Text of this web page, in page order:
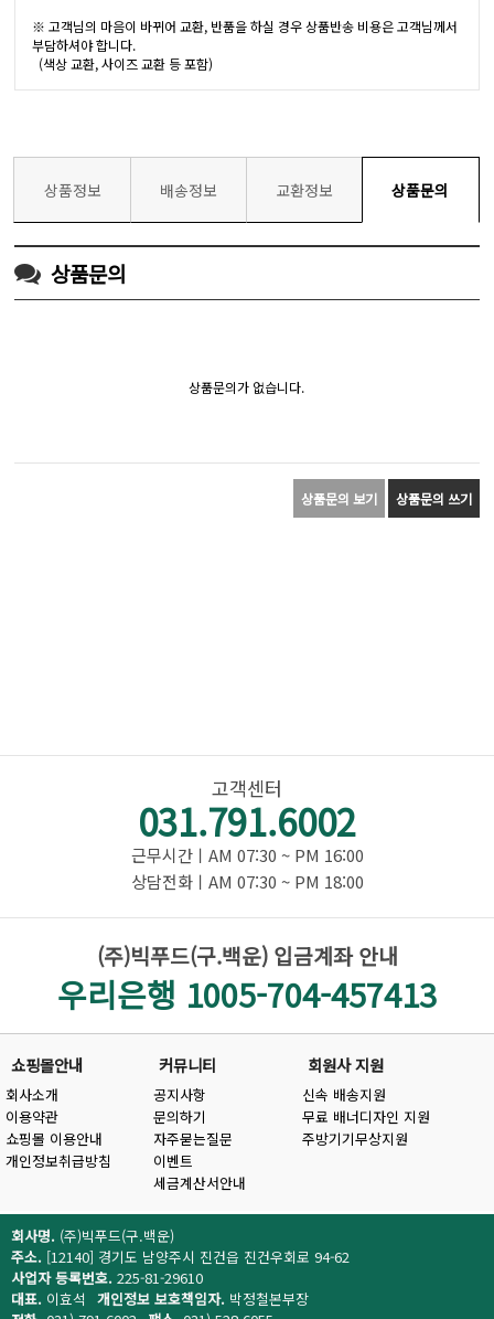
※ 고객님의 마음이 바뀌어 교환, 반품을 하실 경우 상품반송 비용은 고객님께서
부담하셔야 합니다.
(색상 교환, 사이즈 교환 등 포함)
상품정보 배송정보 교환정보 상품문의
상품문의
상품문의가 없습니다.
상품문의 보기 상품문의 쓰기
고객센터
031.791.6002
근무시간ㅣAM 07:30 ~ PM 16:00
상담전화ㅣAM 07:30 ~ PM 18:00
(주)빅푸드(구.백운) 입금계좌 안내
우리은행 1005-704-457413
쇼핑몰안내
회사소개
이용약관
쇼핑몰 이용안내
개인정보취급방침
커뮤니티
공지사항
문의하기
자주묻는질문
이벤트
세금계산서안내
회원사 지원
신속 배송지원
무료 배너디자인 지원
주방기기무상지원
회사명. (주)빅푸드(구.백운)
주소. [12140] 경기도 남양주시 진건읍 진건우회로 94-62
사업자 등록번호. 225-81-29610
대표. 이효석 개인정보 보호책임자. 박정철본부장